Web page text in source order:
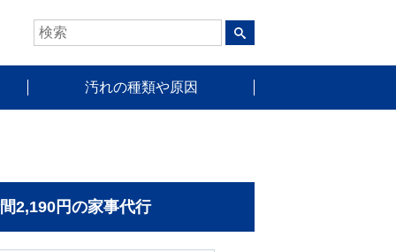
汚れの種類や原因
2,190円の家事代行